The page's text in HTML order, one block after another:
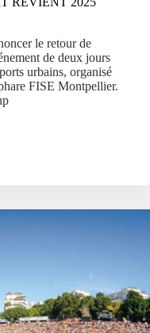
le retour de
de deux jours
urbains, organisé
FISE Montpellier.